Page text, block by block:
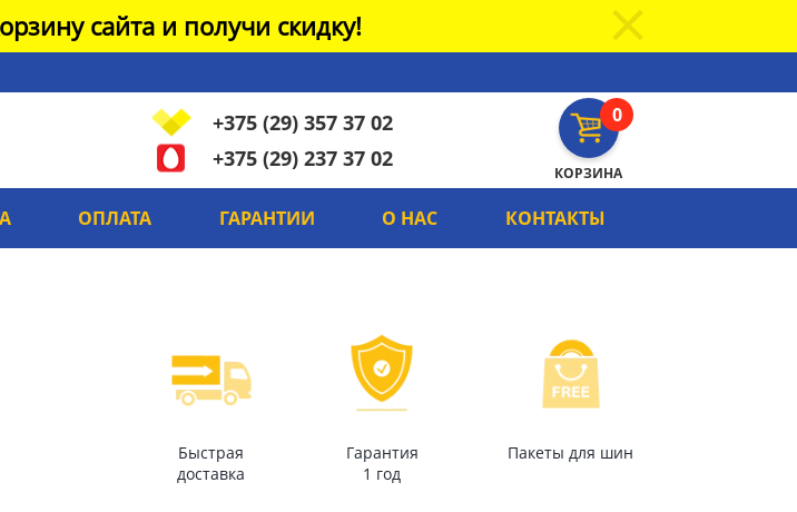
сайта и получи скидку!
0
КОРЗИНА
+375 (29) 357 37 02
+375 (29) 237 37 02
ОПЛАТА ГАРАНТИИ О НАС КОНТАКТЫ
Быстрая
доставка
Гарантия
1 год
Пакеты для шин